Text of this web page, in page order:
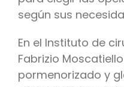
según sus
En el Instituto de
Fabrizio
pormenorizado y